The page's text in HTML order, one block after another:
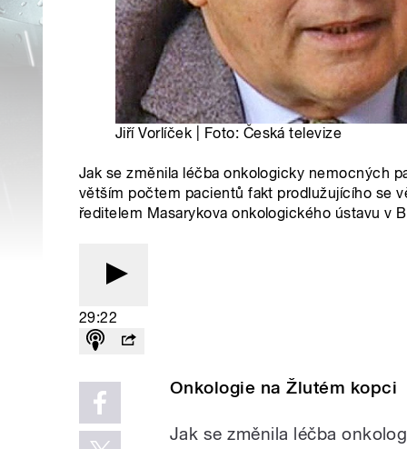
Jiří Vorlíček | Foto: Česká televize
Jak se změnila léčba onkologicky nemocných
větším počtem pacientů fakt prodlužujícího se
ředitelem Masarykova onkologického ústavu v
29:22
Onkologie na Žlutém kopci
Jak se změnila léčba